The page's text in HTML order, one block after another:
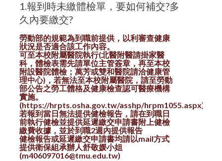
1.報到時未繳體檢單，要如何補交?多
久內要繳交?
勞動部的規範為到職前提供， 以利審查健康
狀況是否適合該工作內容。
可至本校附屬醫院執行(北醫附醫請掛家醫
科，體檢表需先請單位主管簽章，再至本校
附設醫院體檢；萬芳或雙和醫院請洽健康管
理中心)，若無法至本校附屬醫院，請至勞動
部公告之勞工體格及健康檢查認可醫療機構
實施。
(https://hrpts.osha.gov.tw/asshp/hrpm1055.aspx)
若報到當日無法提供健檢報告， 請在到職日
前執行健檢並提供延遲繳交申請書附上健檢
繳費收據，並於到職2週內提供報告
健檢報告或延遲繳交申請書均請以mail方式
提供衛保組承辦人舒敬媛小姐
(m406097016@tmu.edu.tw)